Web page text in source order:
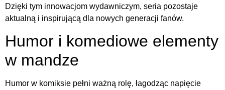
Dzięki tym innowacjom wydawniczym, seria pozostaje
aktualną i inspirującą dla nowych generacji fanów.
Humor i komediowe elementy
w mandze
Humor w komiksie pełni ważną rolę, łagodząc napięcie